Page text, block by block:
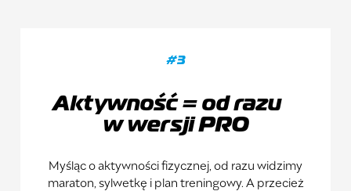
#3
Aktywność = od razu
w wersji PRO
Myśląc o aktywności fizycznej, od razu widzimy
maraton, sylwetkę i plan treningowy. A przecież